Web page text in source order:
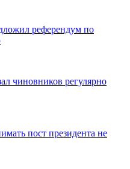
референдум по
чиновников регулярно
пост президента не